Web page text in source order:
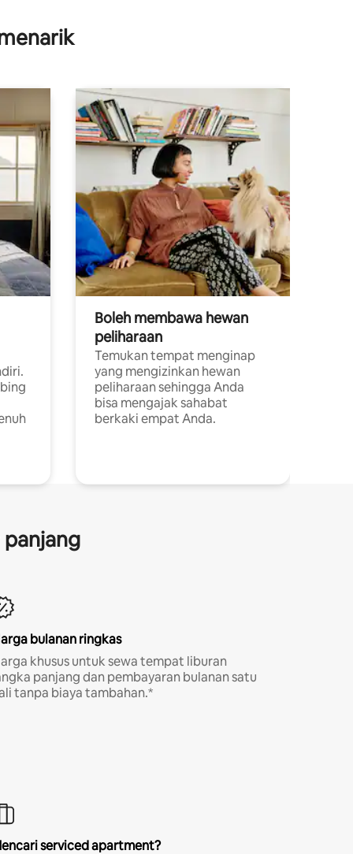
Boleh membawa hewan
peliharaan
Temukan tempat menginap
yang mengizinkan hewan
peliharaan sehingga Anda
bisa mengajak sahabat
berkaki empat Anda.
panjang
bulanan ringkas
khusus untuk sewa tempat liburan
panjang dan pembayaran bulanan satu
tanpa biaya tambahan.*
serviced apartment?